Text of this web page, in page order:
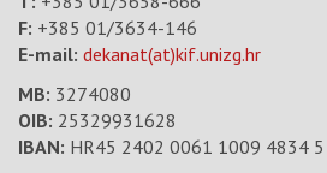
F: +385 01/3634-146
E-mail: dekanat(at)kif.unizg.hr
MB: 3274080
OIB: 25329931628
IBAN: HR45 2402 0061 1009 4834 5